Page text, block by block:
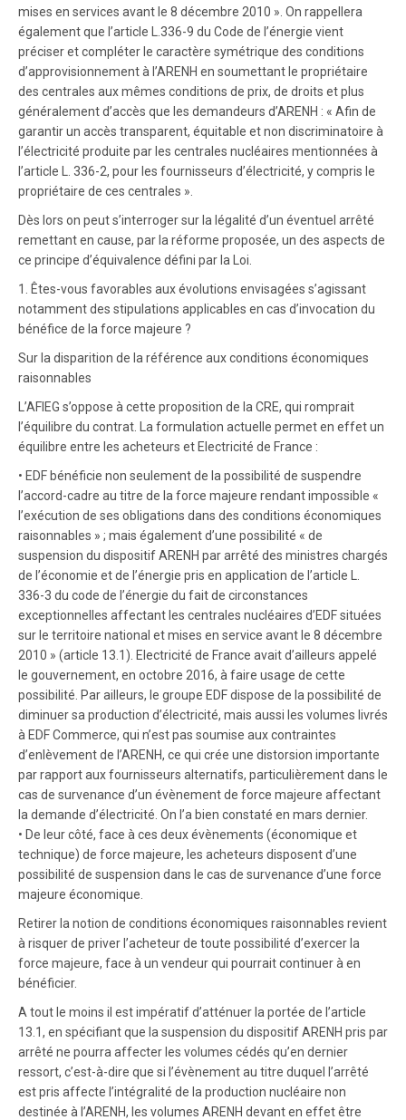
mises en services avant le 8 décembre 2010 ». On rappellera
également que l’article L.336-9 du Code de l’énergie vient
préciser et compléter le caractère symétrique des conditions
d’approvisionnement à l’ARENH en soumettant le propriétaire
des centrales aux mêmes conditions de prix, de droits et plus
généralement d’accès que les demandeurs d’ARENH : « Afin de
garantir un accès transparent, équitable et non discriminatoire à
l’électricité produite par les centrales nucléaires mentionnées à
l’article L. 336-2, pour les fournisseurs d’électricité, y compris le
propriétaire de ces centrales ».
Dès lors on peut s’interroger sur la légalité d’un éventuel arrêté
remettant en cause, par la réforme proposée, un des aspects de
ce principe d’équivalence défini par la Loi.
1. Êtes-vous favorables aux évolutions envisagées s’agissant
notamment des stipulations applicables en cas d’invocation du
bénéfice de la force majeure ?
Sur la disparition de la référence aux conditions économiques
raisonnables
L’AFIEG s’oppose à cette proposition de la CRE, qui romprait
l’équilibre du contrat. La formulation actuelle permet en effet un
équilibre entre les acheteurs et Electricité de France :
• EDF bénéficie non seulement de la possibilité de suspendre
l’accord-cadre au titre de la force majeure rendant impossible «
l’exécution de ses obligations dans des conditions économiques
raisonnables » ; mais également d’une possibilité « de
suspension du dispositif ARENH par arrêté des ministres chargés
de l’économie et de l’énergie pris en application de l’article L.
336-3 du code de l’énergie du fait de circonstances
exceptionnelles affectant les centrales nucléaires d’EDF situées
sur le territoire national et mises en service avant le 8 décembre
2010 » (article 13.1). Electricité de France avait d’ailleurs appelé
le gouvernement, en octobre 2016, à faire usage de cette
possibilité. Par ailleurs, le groupe EDF dispose de la possibilité de
diminuer sa production d’électricité, mais aussi les volumes livrés
à EDF Commerce, qui n’est pas soumise aux contraintes
d’enlèvement de l’ARENH, ce qui crée une distorsion importante
par rapport aux fournisseurs alternatifs, particulièrement dans le
cas de survenance d’un évènement de force majeure affectant
la demande d’électricité. On l’a bien constaté en mars dernier.
• De leur côté, face à ces deux évènements (économique et
technique) de force majeure, les acheteurs disposent d’une
possibilité de suspension dans le cas de survenance d’une force
majeure économique.
Retirer la notion de conditions économiques raisonnables revient
à risquer de priver l’acheteur de toute possibilité d’exercer la
force majeure, face à un vendeur qui pourrait continuer à en
bénéficier.
A tout le moins il est impératif d’atténuer la portée de l’article
13.1, en spécifiant que la suspension du dispositif ARENH pris par
arrêté ne pourra affecter les volumes cédés qu’en dernier
ressort, c’est-à-dire que si l’évènement au titre duquel l’arrêté
est pris affecte l’intégralité de la production nucléaire non
destinée à l’ARENH, les volumes ARENH devant en effet être